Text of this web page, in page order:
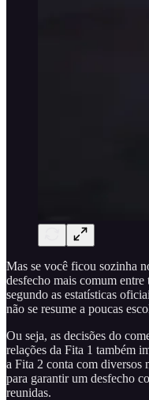
Mas se você ficou sozinha
desfecho mais comum
segundo as estatísticas
não se resume a poucas
Ou seja, as decisões do
relações da Fita 1 também
a Fita 2 conta com diversos
para garantir um desfecho
reunidas.